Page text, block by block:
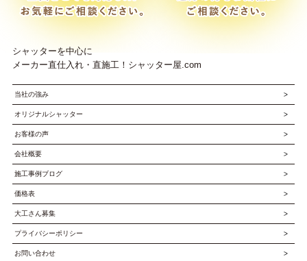
シャッターを中心に
メーカー直仕入れ・直施工！シャッター屋.com
当社の強み
オリジナルシャッター
お客様の声
会社概要
施工事例ブログ
価格表
大工さん募集
プライバシーポリシー
お問い合わせ